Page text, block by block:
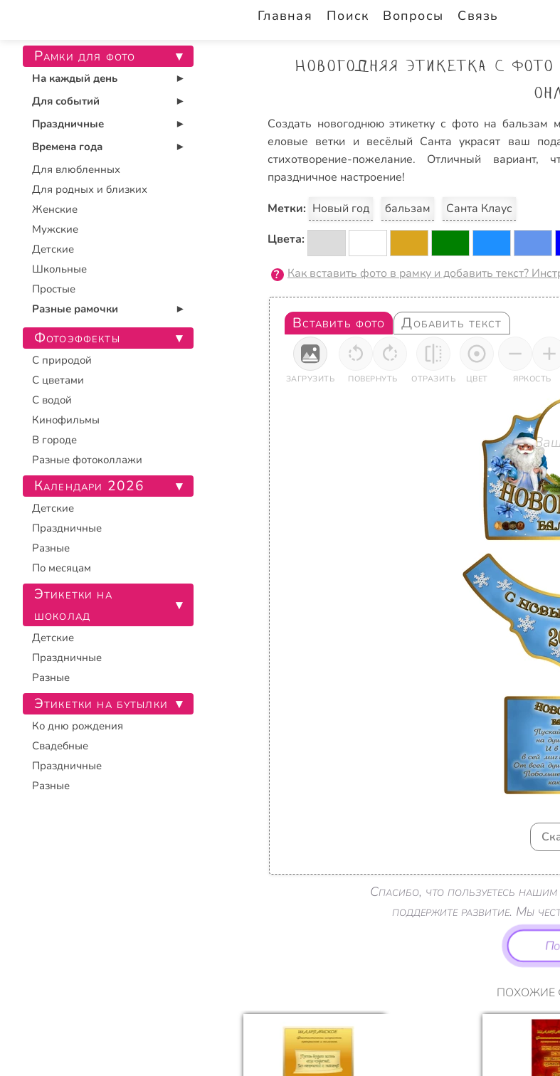
Главная Поиск Вопросы Связь
Новогодняя этикетка с
Создать новогоднюю этикетку с фото на
еловые ветки и весёлый Санта украсят ваш
стихотворение-пожелание. Отличный
праздничное настроение!
Метки: Новый год бальзам
Санта Клаус
Цвета:
Как вставить фото в рамку и добавить текст?
Вставить фото Добавить текст
ЗАГРУЗИТЬ ПОВЕРНУТЬ ОТРАЗИТЬ ЦВЕТ ЯРКОСТЬ
Спасибо, что пользуетесь
поддержите развитие. Мы
ПОХОЖИЕ
Рамки для фото ▾
На каждый день ▾
Для событий ▾
Праздничные ▾
Времена года ▾
Для влюбленных
Для родных и близких
Женские
Мужские
Детские
Школьные
Простые
Разные рамочки
▾
Фотоэффекты ▾
С природой
С цветами
С водой
Кинофильмы
В городе
Разные фотоколлажи
Календари 2026 ▾
Детские
Праздничные
Разные
По месяцам
Этикетки на
шоколад
▾
Детские
Праздничные
Разные
Этикетки на бутылки ▾
Ко дню рождения
Свадебные
Праздничные
Разные